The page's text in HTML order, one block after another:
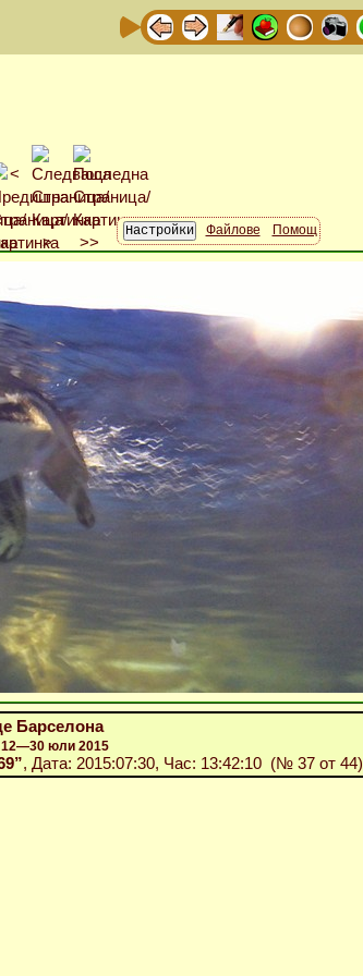
Файлове
Помощ
Барселона
12—30 юли 2015
, Дата: 2015:07:30, Час: 13:42:10 (№ 37 от 44)